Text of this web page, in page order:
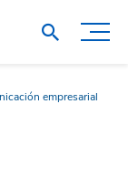
empresarial